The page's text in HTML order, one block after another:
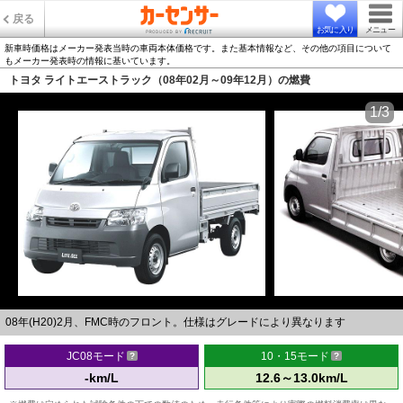
戻る
お気に入り メニュー
新車時価格はメーカー発表当時の車両本体価格です。また基本情報など、その他の項目について
もメーカー発表時の情報に基いています。
トヨタ ライトエーストラック（08年02月～09年12月）の燃費
08年(H20)2月、FMC時のフロント。仕様はグレードにより異なります
1/3
JC08モード
-km/L
10・15モード
12.6～13.0km/L